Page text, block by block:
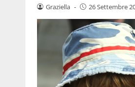
Graziella - 26 Settembre